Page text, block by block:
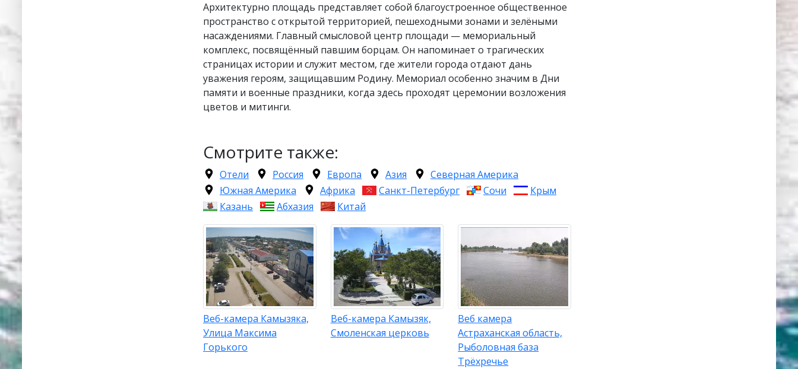
Архитектурно площадь представляет собой благоустроенное общественное
пространство с открытой территорией, пешеходными зонами и зелёными
насаждениями. Главный смысловой центр площади — мемориальный
комплекс, посвящённый павшим борцам. Он напоминает о трагических
страницах истории и служит местом, где жители города отдают дань
уважения героям, защищавшим Родину. Мемориал особенно значим в Дни
памяти и военные праздники, когда здесь проходят церемонии возложения
цветов и митинги.
Смотрите также:
Отели Россия Европа Азия
Северная Америка
Южная Америка
Африка Санкт-Петербург Сочи
Крым
Казань
Абхазия Китай
Веб-камера Камызяка,
Улица Максима
Горького
Веб-камера Камызяк,
Смоленская церковь
Веб камера
Астраханская область,
Рыболовная база
Трёхречье